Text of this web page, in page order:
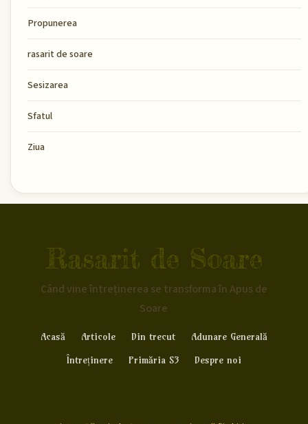
Propunerea
rasarit de soare
Sesizarea
Sfatul
Ziua
Rasarit de Soare
Când vine întreținerea se transforma în Apus de
Soare
Acasă Articole Din trecut
Adunare Generală
Întreținere
Primăria S3 Despre noi